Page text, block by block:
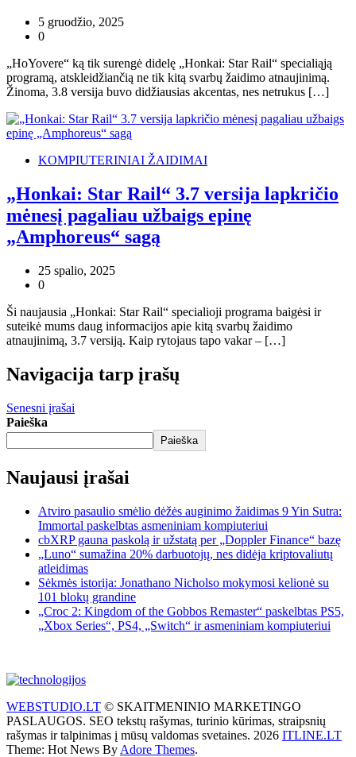
5 gruodžio, 2025
0
„HoYovere“ ką tik surengė didelę „Honkai: Star Rail“ specialiąją
programą, atskleidžiančią ne tik kitą svarbų žaidimo atnaujinimą.
Žinoma, 3.8 versija buvo didžiausias akcentas, nes netrukus […]
KOMPIUTERINIAI ŽAIDIMAI
„Honkai: Star Rail“ 3.7 versija lapkričio
mėnesį pagaliau užbaigs epinę
„Amphoreus“ sagą
25 spalio, 2025
0
Ši naujausia „Honkai: Star Rail“ specialioji programa baigėsi ir
suteikė mums daug informacijos apie kitą svarbų žaidimo
atnaujinimą, 3.7 versiją. Kaip rytojaus tapo vakar – […]
Navigacija tarp įrašų
Senesni įrašai
Paieška
Paieška
Naujausi įrašai
Atviro pasaulio smėlio dėžės auginimo žaidimas 9 Yin Sutra:
Immortal paskelbtas asmeniniam kompiuteriui
cbXRP gauna paskolą ir užstatą per „Doppler Finance“ bazę
„Luno“ sumažina 20% darbuotojų, nes didėja kriptovaliutų
atleidimas
Sėkmės istorija: Jonathano Nicholso mokymosi kelionė su
101 blokų grandine
„Croc 2: Kingdom of the Gobbos Remaster“ paskelbtas PS5,
„Xbox Series“, PS4, „Switch“ ir asmeniniam kompiuteriui
WEBSTUDIO.LT © SKAITMENINIO MARKETINGO
PASLAUGOS. SEO tekstų rašymas, turinio kūrimas, straipsnių
rašymas ir talpinimas į mūsų valdomas svetaines. 2026 ITLINE.LT
Theme: Hot News By Adore Themes.